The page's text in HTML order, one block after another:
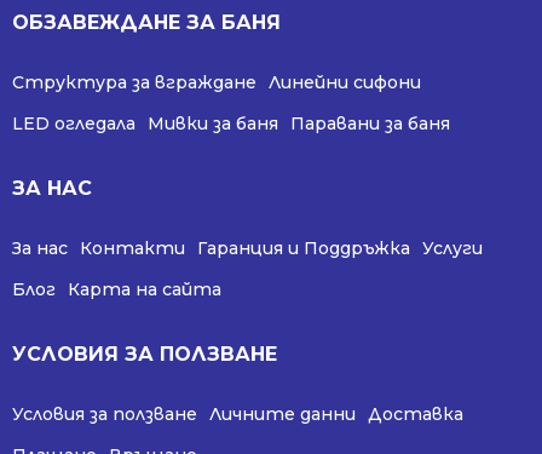
ОБЗАВЕЖДАНЕ ЗА БАНЯ
Структура за вграждане
Линейни сифони
LED огледала
Мивки за баня Паравани за баня
ЗА НАС
За нас Контакти Гаранция и Поддръжка
Услуги
Блог
Карта на сайта
УСЛОВИЯ ЗА ПОЛЗВАНЕ
Условия за ползване Личните данни
Доставка